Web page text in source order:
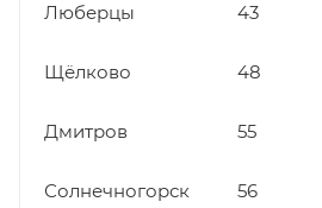
Люберцы 43
Щёлково 48
Дмитров 55
Солнечногорск 56